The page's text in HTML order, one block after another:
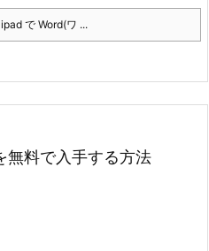
ipad で Word(ワ ...
料で入手する方法